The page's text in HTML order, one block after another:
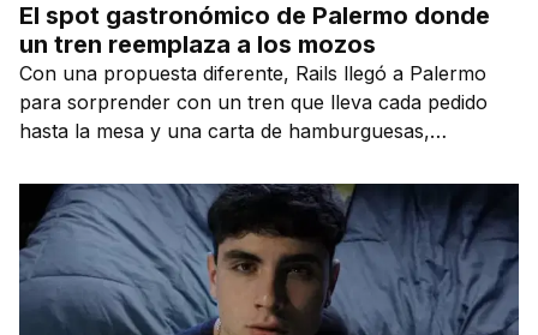
El spot gastronómico de Palermo donde
un tren reemplaza a los mozos
Con una propuesta diferente, Rails llegó a Palermo
para sorprender con un tren que lleva cada pedido
hasta la mesa y una carta de hamburguesas,